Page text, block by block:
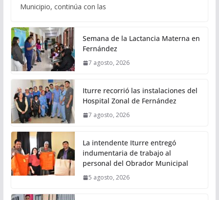
Municipio, continúa con las
Semana de la Lactancia Materna en
Fernández
7 agosto, 2026
Iturre recorrió las instalaciones del
Hospital Zonal de Fernández
7 agosto, 2026
La intendente Iturre entregó
indumentaria de trabajo al
personal del Obrador Municipal
5 agosto, 2026